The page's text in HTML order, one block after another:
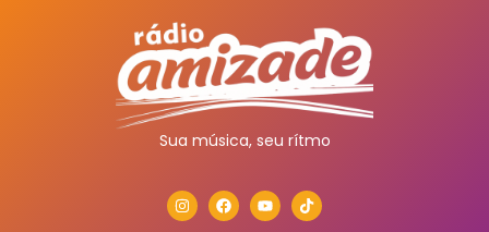
Sua música, seu rítmo